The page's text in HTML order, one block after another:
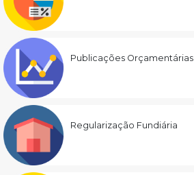
Publicações Orçamentárias
Regularização Fundiária